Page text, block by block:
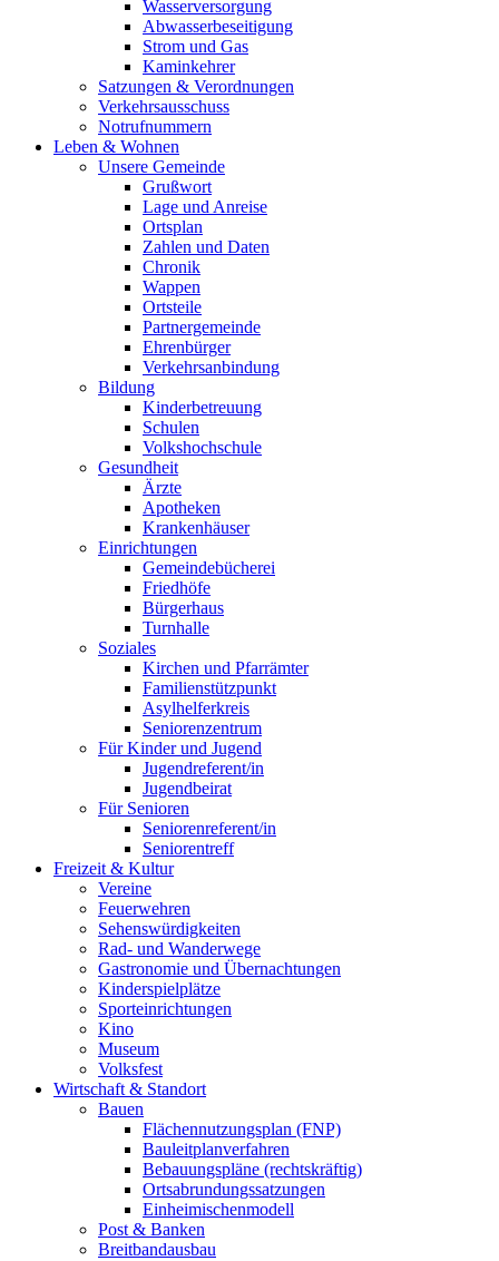
Wasserversorgung
Abwasserbeseitigung
Strom und Gas
Kaminkehrer
Satzungen & Verordnungen
Verkehrsausschuss
Notrufnummern
Leben & Wohnen
Unsere Gemeinde
Grußwort
Lage und Anreise
Ortsplan
Zahlen und Daten
Chronik
Wappen
Ortsteile
Partnergemeinde
Ehrenbürger
Verkehrsanbindung
Bildung
Kinderbetreuung
Schulen
Volkshochschule
Gesundheit
Ärzte
Apotheken
Krankenhäuser
Einrichtungen
Gemeindebücherei
Friedhöfe
Bürgerhaus
Turnhalle
Soziales
Kirchen und Pfarrämter
Familienstützpunkt
Asylhelferkreis
Seniorenzentrum
Für Kinder und Jugend
Jugendreferent/in
Jugendbeirat
Für Senioren
Seniorenreferent/in
Seniorentreff
Freizeit & Kultur
Vereine
Feuerwehren
Sehenswürdigkeiten
Rad- und Wanderwege
Gastronomie und Übernachtungen
Kinderspielplätze
Sporteinrichtungen
Kino
Museum
Volksfest
Wirtschaft & Standort
Bauen
Flächennutzungsplan (FNP)
Bauleitplanverfahren
Bebauungspläne (rechtskräftig)
Ortsabrundungssatzungen
Einheimischenmodell
Post & Banken
Breitbandausbau